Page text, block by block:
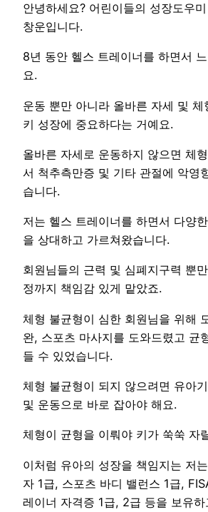
안녕하세요? 어린이들의 성장도우
창운입니다.
8년 동안 헬스 트레이너를 하면서
요.
운동 뿐만 아니라 올바른 자세 및 체
키 성장에 중요하다는 거예요.
올바른 자세로 운동하지 않으면 체
서 척추측만증 및 기타 관절에 악영
습니다.
저는 헬스 트레이너를 하면서 다양
을 상대하고 가르쳐왔습니다.
회원님들의 근력 및 심폐지구력 뿐
정까지 책임감 있게 맡았죠.
체형 불균형이 심한 회원님을 위해
완, 스포츠 마사지를 도와드렸고 균
들 수 있었습니다.
체형 불균형이 되지 않으려면 유아
및 운동으로 바로 잡아야 해요.
체형이 균형을 이뤄야 키가 쑥쑥 자
이처럼 유아의 성장을 책임지는 저
자 1급, 스포츠 바디 밸런스 1급,
레이너 자격증 1급, 2급 등을 보유